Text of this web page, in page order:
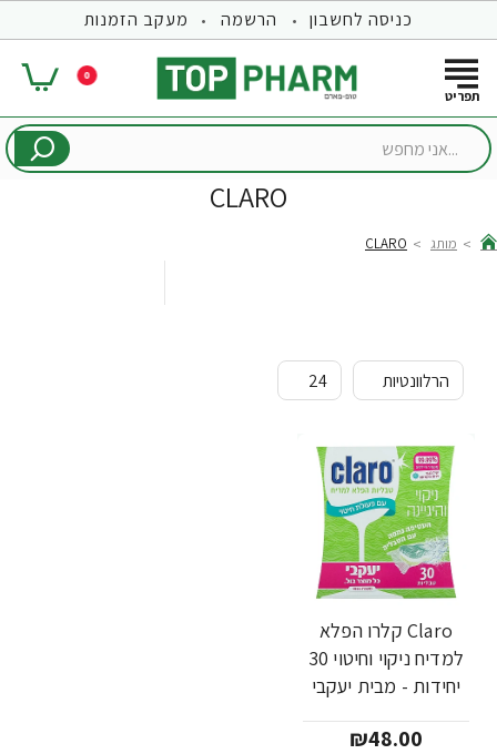
כניסה לחשבון הרשמה מעקב הזמנות
0
...אני
CLARO
מותג CLARO
Claro קלרו הפלא
למדיח ניקוי וחיטוי 30
יחידות - מבית יעקבי
₪48.00